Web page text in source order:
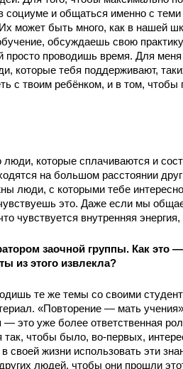
социуме и общаться именно с
может быть много, как в нашей
обсуждаешь свою
просто проводишь время. Для
которые тебя поддерживают,
с твоим ребёнком, и в том, чтобы
которые сплачиваются и
на большом расстоянии
люди, с которыми тебе
это. Даже если мы
чувствуется внутренняя энергия,
заочной группы. Как это —
из этого извлекла?
те же темы со своими
«Повторение — мать
— это уже более ответственная
так, чтобы было, во-первых,
своей жизни использовать эти
людей, чтобы они прошли